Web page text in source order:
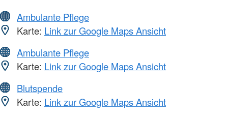
Ambulante Pflege
Karte: Link zur Google Maps Ansicht
Ambulante Pflege
Karte: Link zur Google Maps Ansicht
Blutspende
Karte: Link zur Google Maps Ansicht